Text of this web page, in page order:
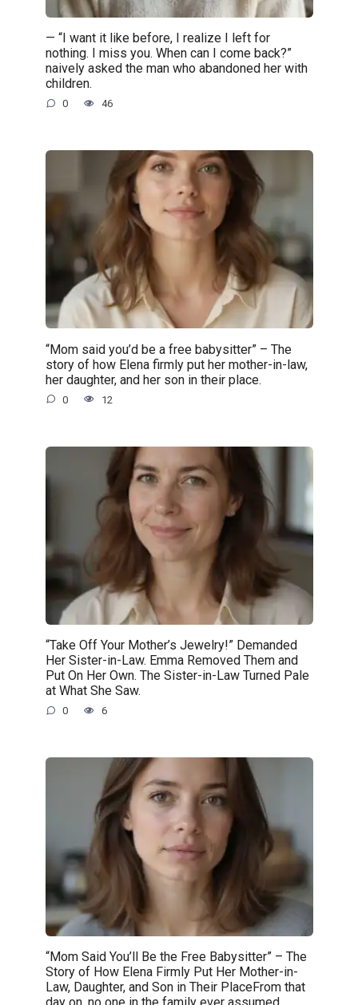
— “I want it like before, I realize I left for
nothing. I miss you. When can I come back?”
naively asked the man who abandoned her with
children.
0 46
“Mom said you’d be a free babysitter” – The
story of how Elena firmly put her mother-in-law,
her daughter, and her son in their place.
0 12
“Take Off Your Mother’s Jewelry!” Demanded
Her Sister-in-Law. Emma Removed Them and
Put On Her Own. The Sister-in-Law Turned Pale
at What She Saw.
0 6
“Mom Said You’ll Be the Free Babysitter” – The
Story of How Elena Firmly Put Her Mother-in-
Law, Daughter, and Son in Their PlaceFrom that
day on, no one in the family ever assumed